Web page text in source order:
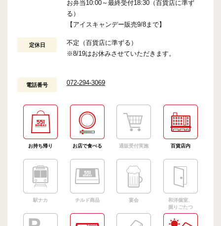
お弁当10:00～最終受付18:30（百貨店に準ず
る）
【アイスキャンデー販売9/8まで】
定休日
不定（百貨店に準ずる）
※8/19はお休みさせていただきます。
電話番号 072-294-3069
お持ち帰り お店で食べる 通販受付実施 百貨店内
駅ナカ チルド商品 宴会
和洋個室、
掘りごたつ